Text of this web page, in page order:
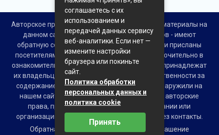
Авторское право © Все права защищены. Все материалы на
данном сайте взяты из открытых источников - имеют
обратную ссылку на материал в интернете или присланы
посетителями сайта и предоставляются исключительно в
ознакомительных целях. Права на материалы принадлежат
их владельцам. Администрация сайта ответственности за
содержание материала не несет. Если Вы обнаружили на
нашем сайте материалы, которые нарушают авторские
права, принадлежащие Вам, Вашей компании или
организации, пожалуйста, сообщите нам через контакты.
Обратная связь
Пользовательское соглашение
соглашаетесь с их
использованием и
передачей данных сервису
веб-аналитики. Если нет —
измените настройки
браузера или покиньте
сайт.
Политика обработки
персональных данных и
политика cookie
Принять